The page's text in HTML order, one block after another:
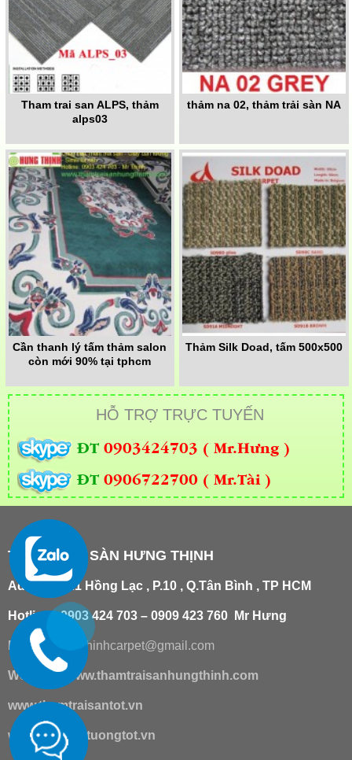
Tham trai san ALPS, thảm
alps03
thảm na 02, thảm trải sàn NA
Cần thanh lý tấm thảm salon
còn mới 90% tại tphcm
Thảm Silk Doad, tấm 500x500
HỖ TRỢ TRỰC TUYẾN
ĐT 0903424703 ( Mr.Hưng )
ĐT 0906722700 ( Mr.Tài )
THẢM TRẢI SÀN HƯNG THỊNH
Add : 181/21 Hồng Lạc , P.10 , Q.Tân Bình , TP HCM
Hotline : 0903 424 703 – 0909 423 760 Mr Hưng
Email : hungthinhcarpet@gmail.com
Website: www.thamtraisanhungthinh.com
www.thamtraisantot.vn
www.giaydantuongtot.vn